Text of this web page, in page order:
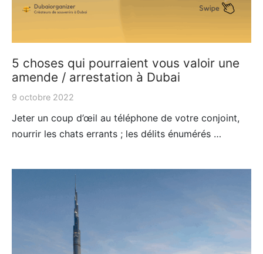
5 choses qui pourraient vous valoir une
amende / arrestation à Dubai
9 octobre 2022
Jeter un coup d’œil au téléphone de votre conjoint,
nourrir les chats errants ; les délits énumérés …